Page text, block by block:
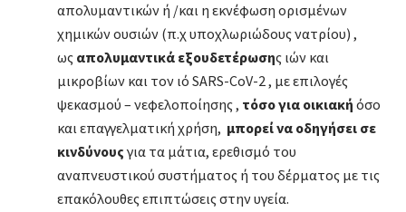
απολυμαντικών ή /και η εκνέφωση ορισμένων
χημικών ουσιών (π.χ υποχλωριώδους νατρίου) ,
ως απολυμαντικά εξουδετέρωσης ιών και
μικροβίων και τον ιό SARS-CoV-2 , με επιλογές
ψεκασμού – νεφελοποίησης , τόσο για οικιακή όσο
και επαγγελματική χρήση, μπορεί να οδηγήσει σε
κινδύνουςγια τα μάτια, ερεθισμό του
αναπνευστικού συστήματος ή του δέρματος με τις
επακόλουθες επιπτώσεις στην υγεία.